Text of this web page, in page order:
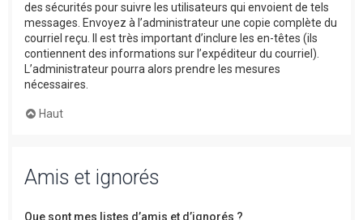
des sécurités pour suivre les utilisateurs qui envoient de tels
messages. Envoyez à l’administrateur une copie complète du
courriel reçu. Il est très important d’inclure les en-têtes (ils
contiennent des informations sur l’expéditeur du courriel).
L’administrateur pourra alors prendre les mesures
nécessaires.
Haut
Amis et ignorés
Que sont mes listes d’amis et d’ignorés ?